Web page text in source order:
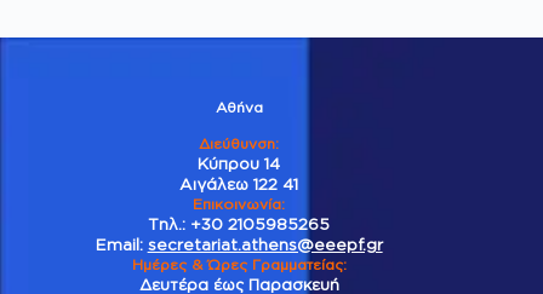
Αθήνα
Διεύθυνση:
Κύπρου 14
Αιγάλεω 122 41
Επικοινωνία:
Τηλ.: +30 2105985265
Email: secretariat.athens@eeepf.gr
Ημέρες & Ώρες Γραμματείας:
Δευτέρα έως Παρασκευή